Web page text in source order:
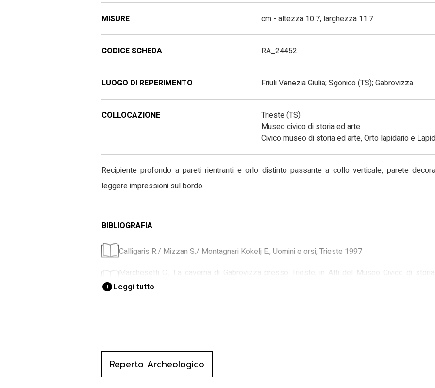
MISURE cm - altezza 10.7, larghezza 11.7
CODICE SCHEDA RA_24452
LUOGO DI REPERIMENTO Friuli Venezia Giulia; Sgonico (TS); Gabrovizza
COLLOCAZIONE
Trieste (TS)
Museo civico di storia ed arte
Civico museo di storia ed arte, Orto lapidario e
Recipiente profondo a pareti rientranti e orlo distinto passante a collo verticale, parete
leggere impressioni sul bordo.
BIBLIOGRAFIA
Calligaris R./ Mizzan S./ Montagnari Kokelj E., Uomini e orsi, Trieste 1997
Marchesetti C., La caverna di Gabrovizza presso Trieste, in Atti del Museo Civico di storia
Trieste 1890, 8
Leggi tutto
Reperto Archeologico